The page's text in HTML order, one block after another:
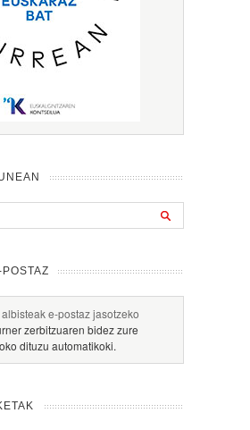
e-postaz jasotzeko
zerbitzuaren bidez zure
dituzu automatikoki.